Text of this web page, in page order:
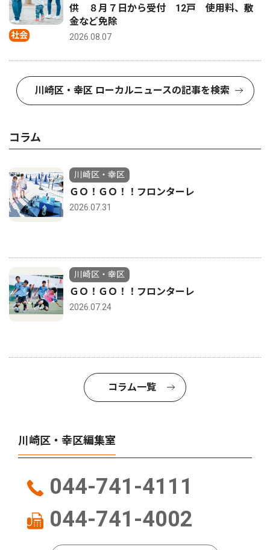
社会
供 ８月７日から受付 12戸 使用料、敷
金など免除
2026.08.07
川崎区・幸区 ローカルニュースの記事を検索
コラム
川崎区・幸区
ＧＯ！ＧＯ！！フロンターレ
2026.07.31
川崎区・幸区
ＧＯ！ＧＯ！！フロンターレ
2026.07.24
コラム一覧
川崎区・幸区編集室
044-741-4111
044-741-4002